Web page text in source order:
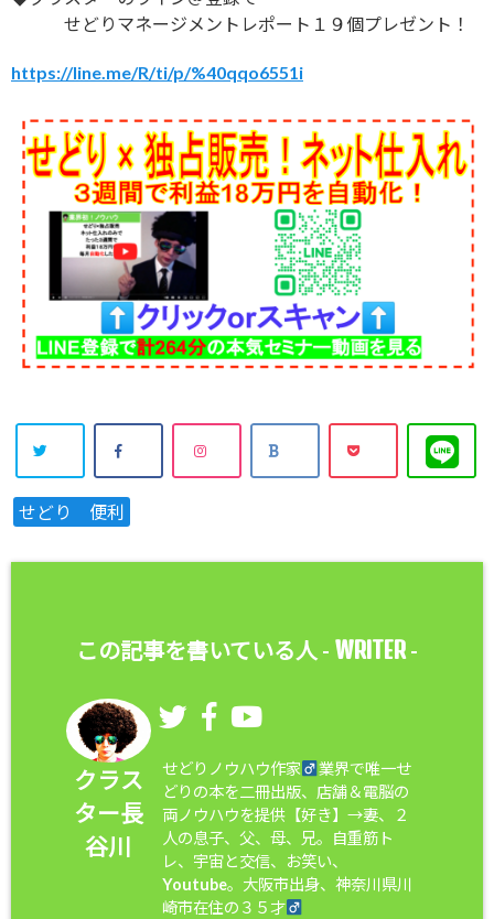
せどりマネージメントレポート１９個プレゼント！
https://line.me/R/ti/p/%40qqo6551i
せどり 便利
この記事を書いている人 - WRITER-
クラス
ター長
谷川
せどりノウハウ作家
業界で唯一せ
どりの本を二冊出版、店舗＆電脳の
両ノウハウを提供【好き】→妻、２
人の息子、父、母、兄。自重筋ト
レ、宇宙と交信、お笑い、
Youtube。大阪市出身、神奈川県川
崎市在住の３５才